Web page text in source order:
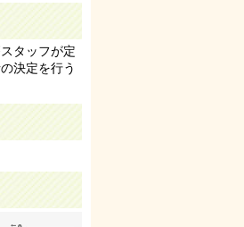
タッフが定
決定を行う